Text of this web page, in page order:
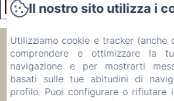
30 31 1
Ecolodge Le
00 261 32 40 513 90
Il nostro sito utilizza i
Utilizziamo cookie e tracker
comprendere e ottimizzare la
navigazione e per mostrarti
basati sulle tue abitudini di
profilo. Puoi configurare o rifiutare